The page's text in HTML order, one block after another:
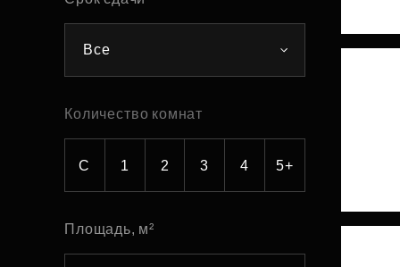
Рефинансирование
Все
Количество комнат
С 1 2 3 4 5+
Площадь, м²